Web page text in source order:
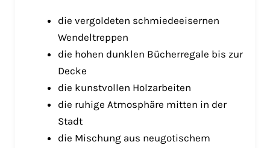
die vergoldeten schmiedeeisernen
Wendeltreppen
die hohen dunklen Bücherregale bis zur
Decke
die kunstvollen Holzarbeiten
die ruhige Atmosphäre mitten in der
Stadt
die Mischung aus neugotischem